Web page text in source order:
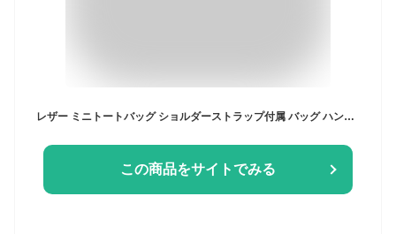
レザー ミニトートバッグ ショルダーストラップ付属 バッグ ハンドバッグ ショルダーバッグ トートバッグ 斜め掛け 肩掛け 小さい 小さめ ミニ 高級 可愛い かわいい プレゼント 女性 レディース 人気 上品 高見え 大容量 本革 ブランド HANATORA rhbt
この商品をサイトでみる